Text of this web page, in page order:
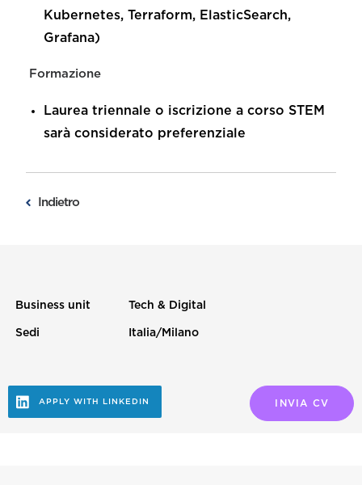
Kubernetes, Terraform, ElasticSearch,
Grafana)
Formazione
Laurea triennale o iscrizione a corso STEM
sarà considerato preferenziale
Indietro
Business unit Tech & Digital
Sedi Italia/Milano